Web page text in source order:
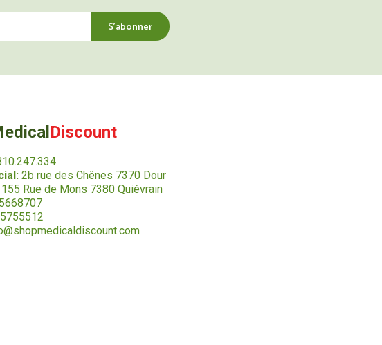
Discount
2b rue des Chênes 7370 Dour
Rue de Mons 7380 Quiévrain